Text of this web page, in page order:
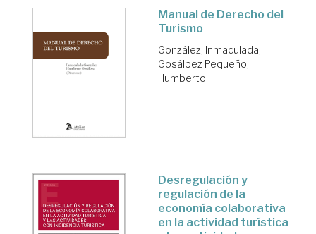
Manual de Derecho del
Turismo
González, Inmaculada;
Gosálbez Pequeño,
Humberto
Desregulación y
regulación de la
economía colaborativa
en la actividad turística